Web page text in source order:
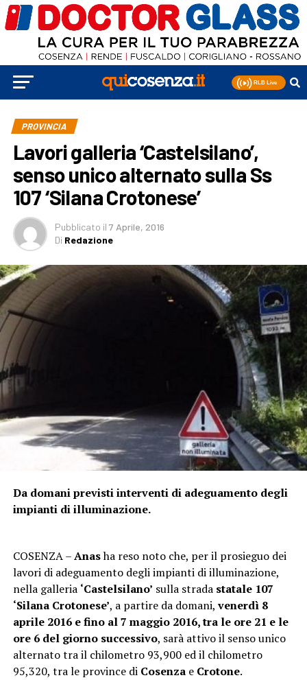
PROVINCIA
Lavori galleria ‘Castelsilano’,
senso unico alternato sulla Ss
107 ‘Silana Crotonese’
Pubblicato il 7 Aprile, 2016
Di Redazione
Da domani previsti interventi di adeguamento degli
impianti di illuminazione.
COSENZA –Anasha reso noto che, per il prosieguo dei
lavori di adeguamento degli impianti di illuminazione,
nella galleria ‘Castelsilano’ sulla strada statale 107
‘Silana Crotonese’, a partire da domani,venerdì 8
aprile 2016 e fino al 7 maggio 2016, tra le ore 21 e le
ore 6 del giorno successivo, sarà attivo il senso unico
alternato tra il chilometro 93,900 ed il chilometro
95,320, tra le province di Cosenzae Crotone.